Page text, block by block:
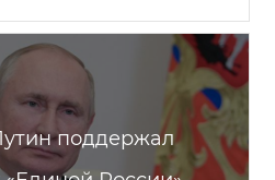
поддержал